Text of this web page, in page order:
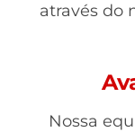
através do
Nossa